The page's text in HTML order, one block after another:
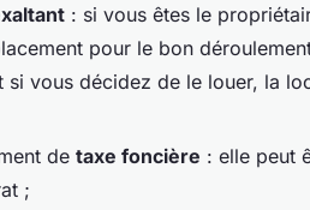
: si vous êtes le
pour le bon
si vous décidez de le louer, la
de taxe foncière : elle peut
;